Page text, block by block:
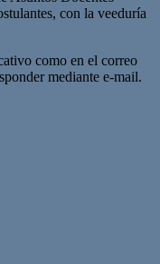
con la veeduría
como en el correo
mediante e-mail.